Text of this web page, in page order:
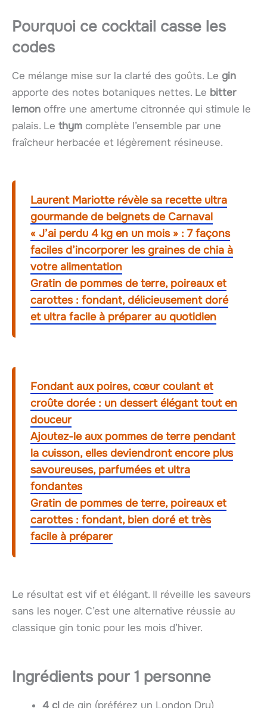
Pourquoi ce cocktail casse les
codes
Ce mélange mise sur la clarté des goûts. Le gin
apporte des notes botaniques nettes. Le bitter
lemon offre une amertume citronnée qui stimule le
palais. Le thym complète l’ensemble par une
fraîcheur herbacée et légèrement résineuse.
Laurent Mariotte révèle sa recette ultra
gourmande de beignets de Carnaval
« J’ai perdu 4 kg en un mois » : 7 façons
faciles d’incorporer les graines de chia à
votre alimentation
Gratin de pommes de terre, poireaux et
carottes : fondant, délicieusement doré
et ultra facile à préparer au quotidien
Fondant aux poires, cœur coulant et
croûte dorée : un dessert élégant tout en
douceur
Ajoutez-le aux pommes de terre pendant
la cuisson, elles deviendront encore plus
savoureuses, parfumées et ultra
fondantes
Gratin de pommes de terre, poireaux et
carottes : fondant, bien doré et très
facile à préparer
Le résultat est vif et élégant. Il réveille les saveurs
sans les noyer. C’est une alternative réussie au
classique gin tonic pour les mois d’hiver.
Ingrédients pour 1 personne
4 cl de gin (préférez un London Dry)